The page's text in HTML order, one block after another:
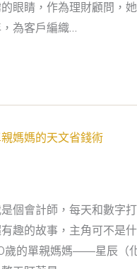
眼睛，作為理財顧問，
為客戶編織…
媽媽的天文省錢術
個會計師，每天和數字
趣的故事，主角可不是
歲的單親媽媽——星辰（